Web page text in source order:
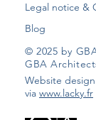
Legal notice &
Blog
© 2025 by
GBA
Website
via www.lacky.fr